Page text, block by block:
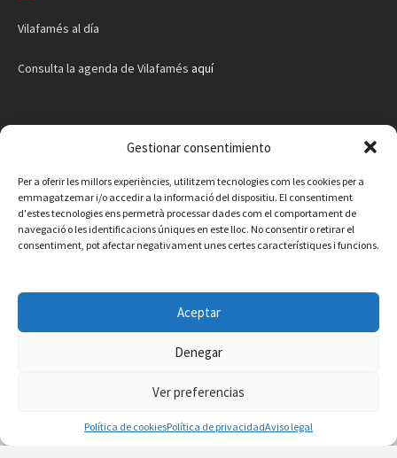
Gestionar consentimiento
Per a oferir les millors experiències, utilitzem tecnologies com les cookies per a
emmagatzemar i/o accedir a la informació del dispositiu. El consentiment
d'estes tecnologies ens permetrà processar dades com el comportament de
navegació o les identificacions úniques en este lloc. No consentir o retirar el
consentiment, pot afectar negativament unes certes característiques i funcions.
Aceptar
Denegar
Ver preferencias
Política de cookiesPolítica de privacidadAviso legal
Vilafamés al día
Consulta la agenda de Vilafamés aquí